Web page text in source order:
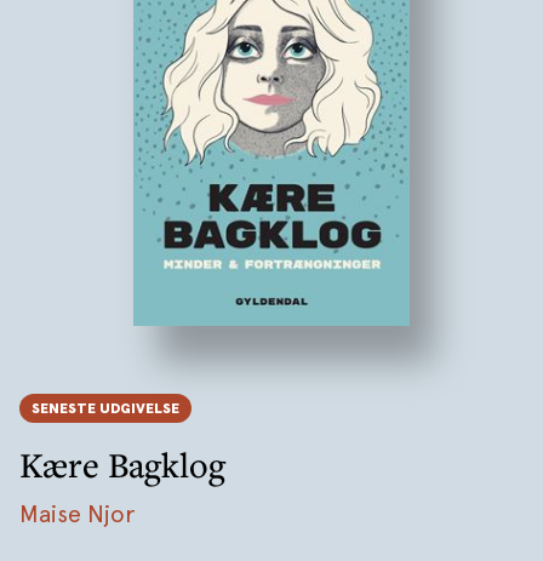
SENESTE UDGIVELSE
Kære Bagklog
Maise Njor